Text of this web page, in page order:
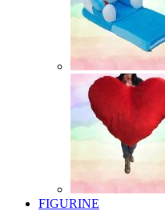
FIGURINE